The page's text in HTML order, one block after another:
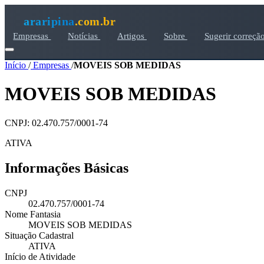
araripina.com.br
Empresas Notícias Artigos Sobre Sugerir
Início /Empresas /MOVEIS SOB MEDIDAS
MOVEIS SOB MEDIDAS
CNPJ: 02.470.757/0001-74
ATIVA
Informações Básicas
CNPJ
02.470.757/0001-74
Nome Fantasia
MOVEIS SOB MEDIDAS
Situação Cadastral
ATIVA
Início de Atividade